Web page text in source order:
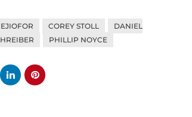
COREY STOLL
DANIEL
PHILLIP NOYCE